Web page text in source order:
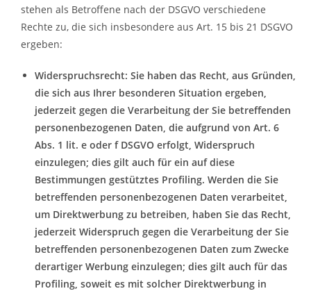
stehen als Betroffene nach der DSGVO verschiedene
Rechte zu, die sich insbesondere aus Art. 15 bis 21 DSGVO
ergeben:
Widerspruchsrecht: Sie haben das Recht, aus Gründen,
die sich aus Ihrer besonderen Situation ergeben,
jederzeit gegen die Verarbeitung der Sie betreffenden
personenbezogenen Daten, die aufgrund von Art. 6
Abs. 1 lit. e oder f DSGVO erfolgt, Widerspruch
einzulegen; dies gilt auch für ein auf diese
Bestimmungen gestütztes Profiling. Werden die Sie
betreffenden personenbezogenen Daten verarbeitet,
um Direktwerbung zu betreiben, haben Sie das Recht,
jederzeit Widerspruch gegen die Verarbeitung der Sie
betreffenden personenbezogenen Daten zum Zwecke
derartiger Werbung einzulegen; dies gilt auch für das
Profiling, soweit es mit solcher Direktwerbung in